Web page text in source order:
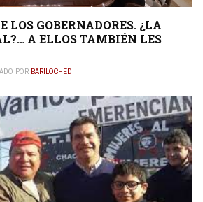
LOS GOBERNADORES. ¿LA
A ELLOS TAMBIÉN LES
POR BARILOCHED